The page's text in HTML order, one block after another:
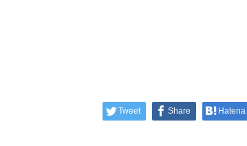
Tweet Share Hatena